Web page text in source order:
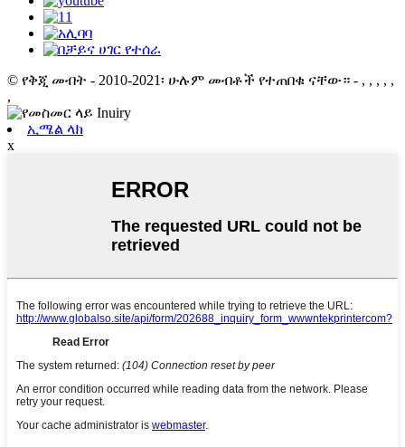
© የቅጂ መብት - 2010-2021፡ ሁሉም መብቶች የተጠበቁ ናቸው። - , , , , ,
,
ኢሜል ላክ
x